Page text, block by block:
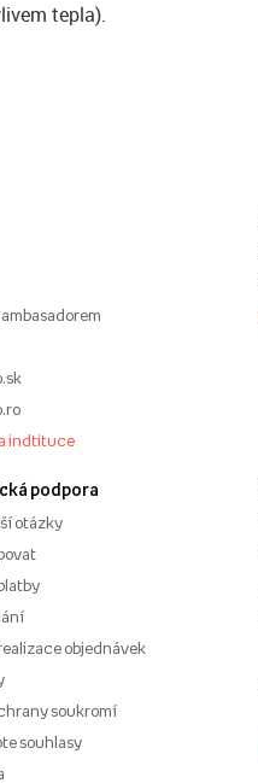
tepla).
indtituce
podpora
otázky
objednávek
soukromí
souhlasy